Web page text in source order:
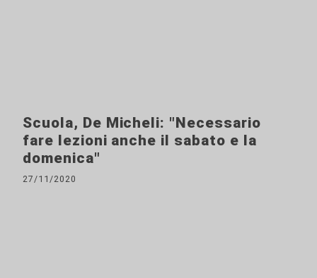
Scuola, De Micheli: "Necessario
fare lezioni anche il sabato e la
domenica"
27/11/2020